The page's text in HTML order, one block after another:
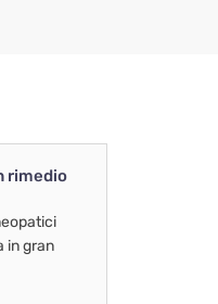
rimedio
in gran